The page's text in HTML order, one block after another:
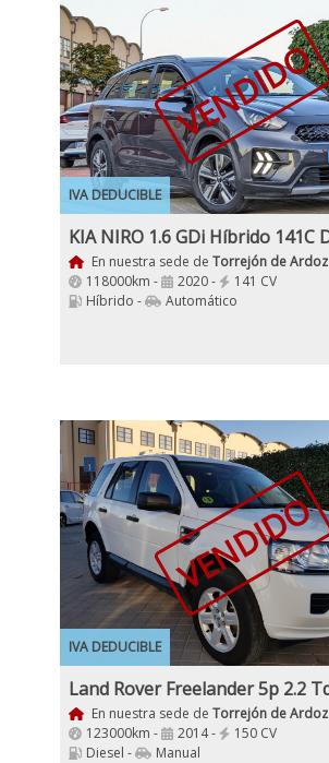
IVA DEDUCIBLE
VENDIDO
En nuestra sede de Torrejón de Ardoz
118000km -
2020 -
141 CV
Híbrido -
Automático
IVA DEDUCIBLE
VENDIDO
En nuestra sede de Torrejón de Ardoz
123000km -
2014 -
150 CV
Diesel -
Manual